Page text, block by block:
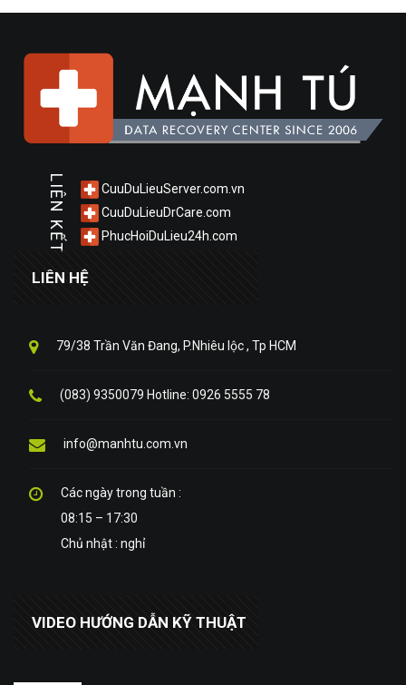
LIÊN KẾT
CuuDuLieuServer.com.vn
CuuDuLieuDrCare.com
PhucHoiDuLieu24h.com
LIÊN HỆ
79/38 Trần Văn Đang, P.Nhiêu lộc , Tp HCM
(083) 9350079 Hotline: 0926 5555 78
info@manhtu.com.vn
Các ngày trong tuần :
08:15 – 17:30
Chủ nhật : nghỉ
VIDEO HƯỚNG DẪN KỸ THUẬT